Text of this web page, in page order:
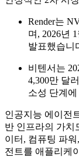
Render는
며, 2026년
발표했습니
비텐서는
4,300만 달
소성 단계
인공지능 에이전
반 인프라의 가치
이터, 컴퓨팅 파
전트를 애플리케